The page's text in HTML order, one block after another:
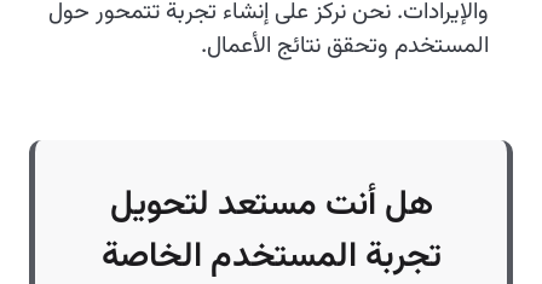
والإيرادات. نحن نركز على إنشاء تجربة تتمحور حول
المستخدم وتحقق نتائج الأعمال.
هل أنت مستعد لتحويل
تجربة المستخدم الخاصة